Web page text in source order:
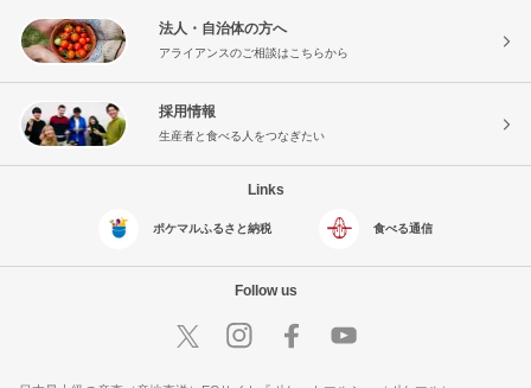
法人・自治体の方へ
アライアンスのご相談はこちらから
採用情報
生産者と食べる人をつなぎたい
Links
ポケマルふるさと納税 食べる通信
Follow us